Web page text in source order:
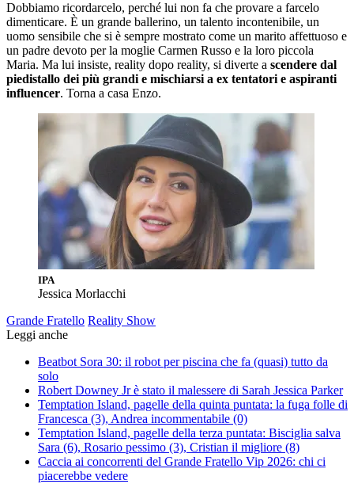
Dobbiamo ricordarcelo, perché lui non fa che provare a farcelo
dimenticare. È un grande ballerino, un talento incontenibile, un
uomo sensibile che si è sempre mostrato come un marito affettuoso e
un padre devoto per la moglie Carmen Russo e la loro piccola
Maria. Ma lui insiste, reality dopo reality, si diverte a scendere dal
piedistallo dei più grandi e mischiarsi a ex tentatori e aspiranti
influencer. Torna a casa Enzo.
IPA
Jessica Morlacchi
Grande Fratello Reality Show
Leggi anche
Beatbot Sora 30: il robot per piscina che fa (quasi) tutto da
solo
Robert Downey Jr è stato il malessere di Sarah Jessica Parker
Temptation Island, pagelle della quinta puntata: la fuga folle di
Francesca (3), Andrea incommentabile (0)
Temptation Island, pagelle della terza puntata: Bisciglia salva
Sara (6), Rosario pessimo (3), Cristian il migliore (8)
Caccia ai concorrenti del Grande Fratello Vip 2026: chi ci
piacerebbe vedere